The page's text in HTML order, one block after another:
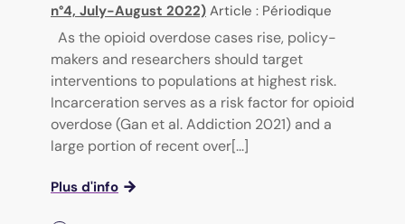
n°4, July-August 2022) Article : Périodique
As the opioid overdose cases rise, policy-
makers and researchers should target
interventions to populations at highest risk.
Incarceration serves as a risk factor for opioid
overdose (Gan et al. Addiction 2021) and a
large portion of recent over[...]
Plus d'info